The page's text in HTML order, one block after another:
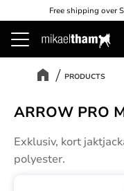
Menu
Free shipping over
PRODUCTS
ARROW PRO
Exklusiv, kort
polyester.